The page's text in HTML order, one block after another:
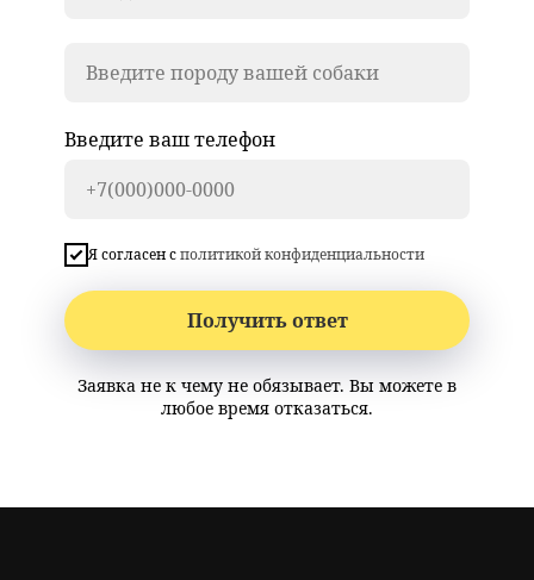
Введите ваш телефон
Я согласен сполитикой конфиденциальности
Получить ответ
Заявка не к чему не обязывает. Вы можете в
любое время отказаться.